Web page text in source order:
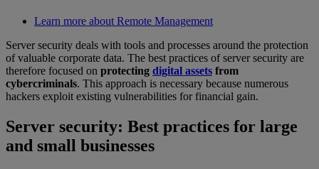
Learn more about Remote Management
Server security deals with tools and processes around the protection
of valuable corporate data. The best practices of server security are
therefore focused on protecting digital assets from
cybercriminals. This approach is necessary because numerous
hackers exploit existing vulnerabilities for financial gain.
Server security: Best practices for large
and small businesses